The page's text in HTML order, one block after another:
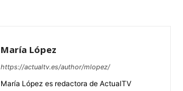
María López
https://actualtv.es/author/mlopez/
María López es redactora de ActualTV